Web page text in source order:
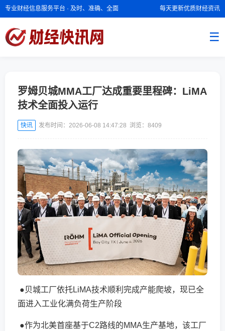
专业财经信息服务平台 · 及时、准确、全面 每天更新优质财经资讯
☰
罗姆贝城MMA工厂达成重要里程碑：LiMA
技术全面投入运行
快讯 发布时间：2026-06-08 14:47:28 浏览： 8409
●贝城工厂依托LiMA技术顺利完成产能爬坡，现已全
面进入工业化满负荷生产阶段
●作为北美首座基于C2路线的MMA生产基地，该工厂